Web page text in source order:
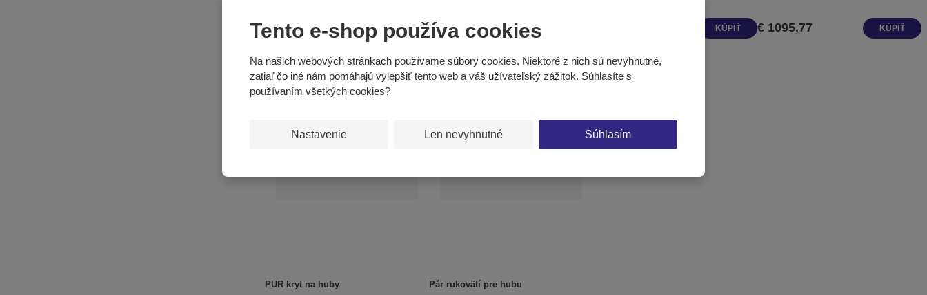
Tento e-shop používa cookies
Na našich webových stránkach používame súbory cookies. Niektoré z nich sú nevyhnutné,
zatiaľ čo iné nám pomáhajú vylepšiť tento web a váš užívateľský zážitok. Súhlasíte s
používaním všetkých cookies?
Nastavenie Len nevyhnutné Súhlasím
€ 980,93 KÚPIŤ € 533,35 KÚPIŤ € 1095,77 KÚPIŤ
PUR kryt na huby Pár rukovätí pre hubu